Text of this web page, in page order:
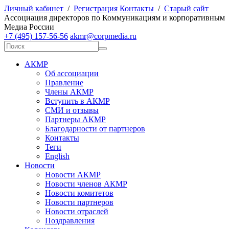
Личный кабинет / Регистрация Контакты / Старый сайт
Ассоциация директоров по Коммуникациям и корпоративным
Медиа России
+7 (495) 157-56-56 akmr@corpmedia.ru
АКМР
Об ассоциации
Правление
Члены АКМР
Вступить в АКМР
СМИ и отзывы
Партнеры АКМР
Благодарности от партнеров
Контакты
Теги
English
Новости
Новости АКМР
Новости членов АКМР
Новости комитетов
Новости партнеров
Новости отраслей
Поздравления